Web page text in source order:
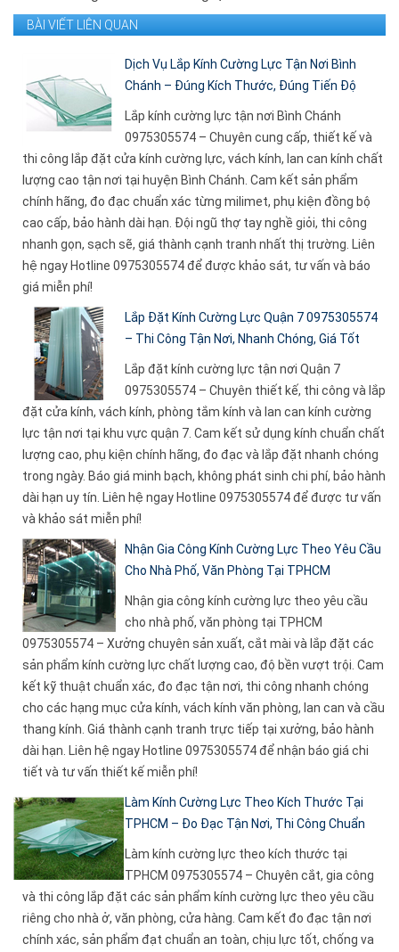
BÀI VIẾT LIÊN QUAN
Dịch Vụ Lắp Kính Cường Lực Tận Nơi Bình
Chánh – Đúng Kích Thước, Đúng Tiến Độ
Lắp kính cường lực tận nơi Bình Chánh
0975305574 – Chuyên cung cấp, thiết kế và
thi công lắp đặt cửa kính cường lực, vách kính, lan can kính chất
lượng cao tận nơi tại huyện Bình Chánh. Cam kết sản phẩm
chính hãng, đo đạc chuẩn xác từng milimet, phụ kiện đồng bộ
cao cấp, bảo hành dài hạn. Đội ngũ thợ tay nghề giỏi, thi công
nhanh gọn, sạch sẽ, giá thành cạnh tranh nhất thị trường. Liên
hệ ngay Hotline 0975305574 để được khảo sát, tư vấn và báo
giá miễn phí!
Lắp Đặt Kính Cường Lực Quận 7 0975305574
– Thi Công Tận Nơi, Nhanh Chóng, Giá Tốt
Lắp đặt kính cường lực tận nơi Quận 7
0975305574 – Chuyên thiết kế, thi công và lắp
đặt cửa kính, vách kính, phòng tắm kính và lan can kính cường
lực tận nơi tại khu vực quận 7. Cam kết sử dụng kính chuẩn chất
lượng cao, phụ kiện chính hãng, đo đạc và lắp đặt nhanh chóng
trong ngày. Báo giá minh bạch, không phát sinh chi phí, bảo hành
dài hạn uy tín. Liên hệ ngay Hotline 0975305574 để được tư vấn
và khảo sát miễn phí!
Nhận Gia Công Kính Cường Lực Theo Yêu Cầu
Cho Nhà Phố, Văn Phòng Tại TPHCM
Nhận gia công kính cường lực theo yêu cầu
cho nhà phố, văn phòng tại TPHCM
0975305574 – Xưởng chuyên sản xuất, cắt mài và lắp đặt các
sản phẩm kính cường lực chất lượng cao, độ bền vượt trội. Cam
kết kỹ thuật chuẩn xác, đo đạc tận nơi, thi công nhanh chóng
cho các hạng mục cửa kính, vách kính văn phòng, lan can và cầu
thang kính. Giá thành cạnh tranh trực tiếp tại xưởng, bảo hành
dài hạn. Liên hệ ngay Hotline 0975305574 để nhận báo giá chi
tiết và tư vấn thiết kế miễn phí!
Làm Kính Cường Lực Theo Kích Thước Tại
TPHCM – Đo Đạc Tận Nơi, Thi Công Chuẩn
Làm kính cường lực theo kích thước tại
TPHCM 0975305574 – Chuyên cắt, gia công
và thi công lắp đặt các sản phẩm kính cường lực theo yêu cầu
riêng cho nhà ở, văn phòng, cửa hàng. Cam kết đo đạc tận nơi
chính xác, sản phẩm đạt chuẩn an toàn, chịu lực tốt, chống va